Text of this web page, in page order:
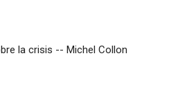
la crisis -- Michel Collon